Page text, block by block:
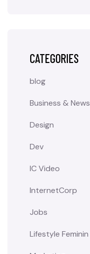
CATEGORIES
blog
Business & News
Design
Dev
IC Video
InternetCorp
Jobs
Lifestyle Feminin